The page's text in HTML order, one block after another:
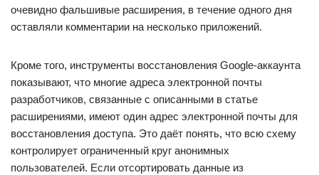
очевидно фальшивые расширения, в течение одного дня
оставляли комментарии на несколько приложений.
Кроме того, инструменты восстановления Google-аккаунта
показывают, что многие адреса электронной почты
разработчиков, связанные с описанными в статье
расширениями, имеют один адрес электронной почты для
восстановления доступа. Это даёт понять, что всю схему
контролирует ограниченный круг анонимных
пользователей. Если отсортировать данные из